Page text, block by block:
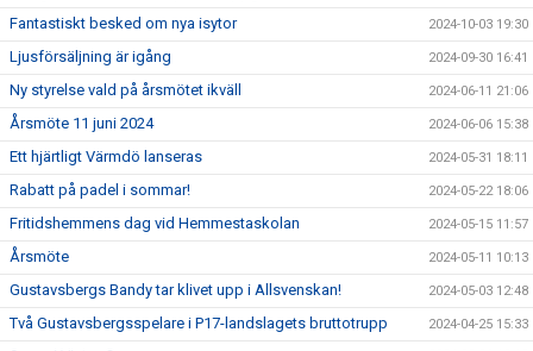
Fantastiskt besked om nya isytor 2024-10-03 19:30
Ljusförsäljning är igång 2024-09-30 16:41
Ny styrelse vald på årsmötet ikväll 2024-06-11 21:06
Årsmöte 11 juni 2024 2024-06-06 15:38
Ett hjärtligt Värmdö lanseras 2024-05-31 18:11
Rabatt på padel i sommar! 2024-05-22 18:06
Fritidshemmens dag vid Hemmestaskolan 2024-05-15 11:57
Årsmöte 2024-05-11 10:13
Gustavsbergs Bandy tar klivet upp i Allsvenskan! 2024-05-03 12:48
Två Gustavsbergsspelare i P17-landslagets bruttotrupp 2024-04-25 15:33